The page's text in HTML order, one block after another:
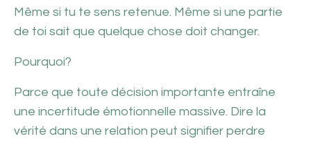
Même si tu te sens retenue. Même si une partie
de toi sait que quelque chose doit changer.
Pourquoi?
Parce que toute décision importante entraîne
une incertitude émotionnelle massive. Dire la
vérité dans une relation peut signifier perdre